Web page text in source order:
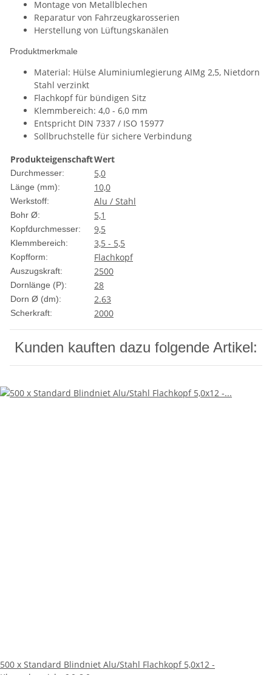
Montage von Metallblechen
Reparatur von Fahrzeugkarosserien
Herstellung von Lüftungskanälen
Produktmerkmale
Material: Hülse Aluminiumlegierung AIMg 2,5, Nietdorn
Stahl verzinkt
Flachkopf für bündigen Sitz
Klemmbereich: 4,0 - 6,0 mm
Entspricht DIN 7337 / ISO 15977
Sollbruchstelle für sichere Verbindung
ProdukteigenschaftWert
Durchmesser: 5,0
Länge (mm): 10,0
Werkstoff: Alu / Stahl
Bohr Ø: 5,1
Kopfdurchmesser: 9,5
Klemmbereich: 3,5 - 5,5
Kopfform: Flachkopf
Auszugskraft: 2500
Dornlänge (P): 28
Dorn Ø (dm): 2.63
Scherkraft: 2000
Kunden kauften dazu folgende Artikel:
500 x Standard Blindniet Alu/Stahl Flachkopf 5,0x12 -